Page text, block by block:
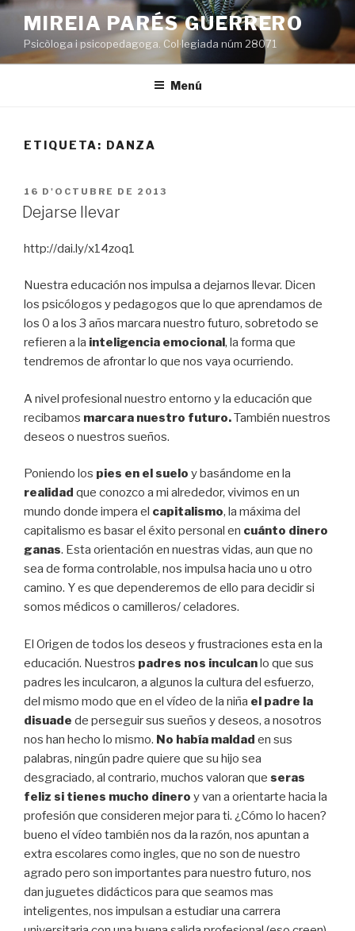
Vés
contingut
MIREIA PARÉS GUERRERO
Psicòloga i psicopedagoga. Col·legiada núm 28071
Menú
ETIQUETA: DANZA
PUBLICAT
A
16 D'OCTUBRE DE 2013
Dejarse llevar
http://dai.ly/x14zoq1
Nuestra educación nos impulsa a dejarnos llevar. Dicen
los psicólogos y pedagogos que lo que aprendamos de
los 0 a los 3 años marcara nuestro futuro, sobretodo se
refieren a la inteligencia emocional, la forma que
tendremos de afrontar lo que nos vaya ocurriendo.
A nivel profesional nuestro entorno y la educación que
recibamos marcara nuestro futuro.También nuestros
deseos o nuestros sueños.
Poniendo los pies en el suelo y basándome en la
realidad que conozco a mi alrededor, vivimos en un
mundo donde impera el capitalismo, la máxima del
capitalismo es basar el éxito personal en cuánto dinero
ganas. Esta orientación en nuestras vidas, aun que no
sea de forma controlable, nos impulsa hacia uno u otro
camino. Y es que dependeremos de ello para decidir si
somos médicos o camilleros/ celadores.
El Origen de todos los deseos y frustraciones esta en la
educación. Nuestros padres nos inculcanlo que sus
padres les inculcaron, a algunos la cultura del esfuerzo,
del mismo modo que en el vídeo de la niña el padre la
disuade de perseguir sus sueños y deseos, a nosotros
nos han hecho lo mismo. No había maldad en sus
palabras, ningún padre quiere que su hijo sea
desgraciado, al contrario, muchos valoran que seras
feliz si tienes mucho dinero y van a orientarte hacia la
profesión que consideren mejor para ti. ¿Cómo lo hacen?
bueno el vídeo también nos da la razón, nos apuntan a
extra escolares como ingles, que no son de nuestro
agrado pero son importantes para nuestro futuro, nos
dan juguetes didácticos para que seamos mas
inteligentes, nos impulsan a estudiar una carrera